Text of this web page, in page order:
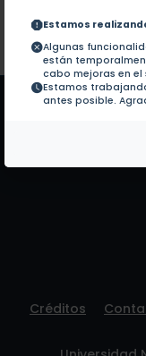
Estamos
Algunas
están
cabo mejoras en el
Estamos
antes posible.
Colaboraciones en Tesis:
Patentes:
Créditos